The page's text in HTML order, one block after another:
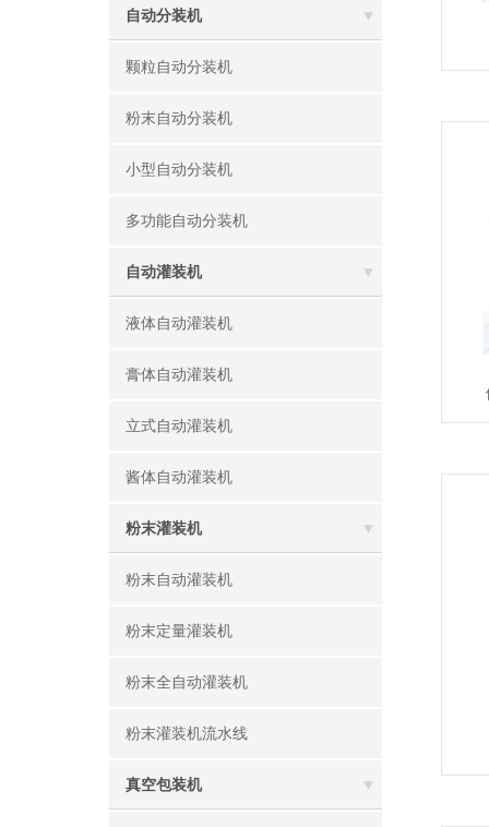
自动分装机
颗粒自动分装机
粉末自动分装机
小型自动分装机
多功能自动分装机
自动灌装机
液体自动灌装机
膏体自动灌装机
立式自动灌装机
酱体自动灌装机
粉末灌装机
粉末自动灌装机
粉末定量灌装机
粉末全自动灌装机
粉末灌装机流水线
真空包装机